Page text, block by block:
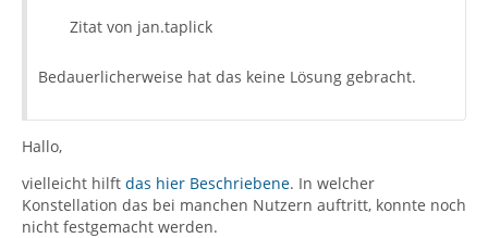
Zitat von jan.taplick
Bedauerlicherweise hat das keine Lösung gebracht.
Hallo,
vielleicht hilft das hier Beschriebene. In welcher
Konstellation das bei manchen Nutzern auftritt, konnte noch
nicht festgemacht werden.